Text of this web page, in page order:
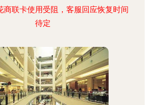
商联卡使用受阻，客服回应恢复时间
待定